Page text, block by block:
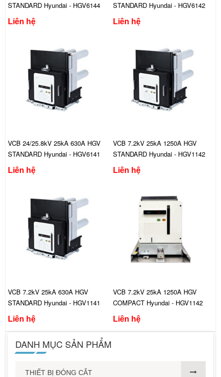
STANDARD Hyundai - HGV6144
FXA444C
Liên hệ
STANDARD Hyundai - HGV6142
FXA444C
Liên hệ
VCB 24/25.8kV 25kA 630A HGV
STANDARD Hyundai - HGV6141
FXA444C
Liên hệ
VCB 7.2kV 25kA 1250A HGV
STANDARD Hyundai - HGV1142
CXA444C
Liên hệ
VCB 7.2kV 25kA 630A HGV
STANDARD Hyundai - HGV1141
CXA444C
Liên hệ
VCB 7.2kV 25kA 1250A HGV
COMPACT Hyundai - HGV1142
BGS444A
Liên hệ
DANH MỤC SẢN PHẨM
THIẾT BỊ ĐÓNG CẮT